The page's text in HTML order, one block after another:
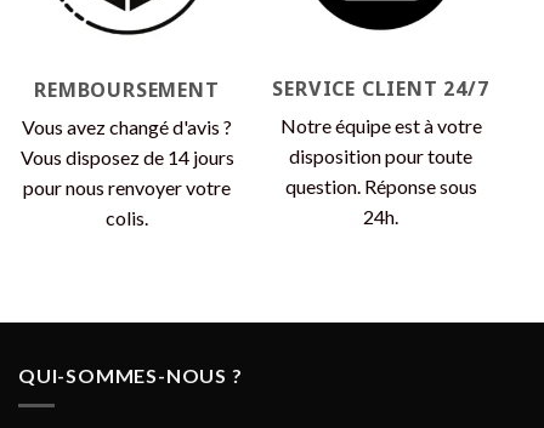
REMBOURSEMENT
Vous avez changé d'avis ?
Vous disposez de 14 jours
pour nous renvoyer votre
colis.
SERVICE CLIENT 24/7
Notre équipe est à votre
disposition pour toute
question. Réponse sous
24h.
QUI-SOMMES-NOUS ?